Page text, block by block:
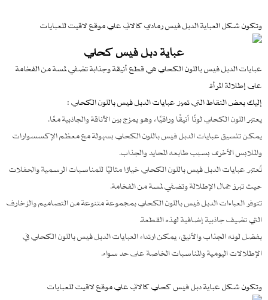
وتكون شكل العباية الدبل فيس رمادي كالاتي علي موقع لاقيت للعبايات
عباية دبل فيس كحلي
عبايات الدبل فيس باللون الكحلي هي قطع أنيقة وجذابة تضفي لمسة من الفخامة
على إطلالة المرأة.
إليك بعض النقاط التي تميز عبايات الدبل فيس باللون الكحلي :
يعتبر اللون الكحلي لونًا أنيقًا وراقيًا، وهو يمزج بين الأناقة والجاذبية معًا.
يمكن تنسيق عبايات الدبل فيس باللون الكحلي بسهولة مع معظم الإكسسوارات
والملابس الأخرى بسبب طابعه المحايد والجذاب.
تُعتبر عبايات الدبل فيس باللون الكحلي خيارًا مثاليًا للمناسبات الرسمية والحفلات
حيث تبرز جمال الإطلالة وتضفي لمسة من الفخامة.
تتوفر العباءات الدبل فيس باللون الكحلي بمجموعة متنوعة من التصاميم والزخارف
التي تضيف جاذبية إضافية لهذه القطعة.
بفضل لونه الجذاب والأنيق، يمكن ارتداء العبايات الدبل فيس باللون الكحلي في
الإطلالات اليومية والمناسبات الخاصة على حد سواء.
وتكون شكل عباية دبل فيس كحلي كالاتي علي موقع لاقيت للعبايات